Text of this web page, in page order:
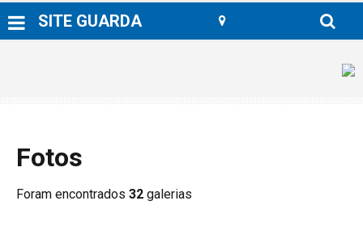
SITE GUARDA
Fotos
Foram encontrados 32 galerias